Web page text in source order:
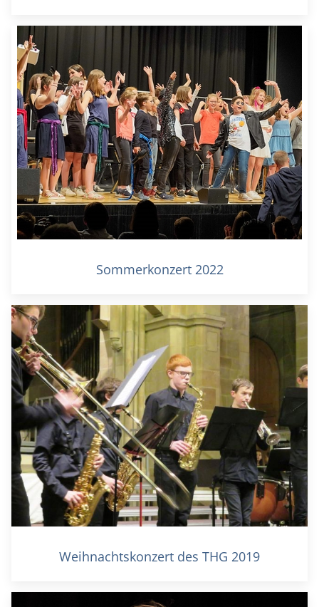
Sommerkonzert 2022
Weihnachtskonzert des THG 2019